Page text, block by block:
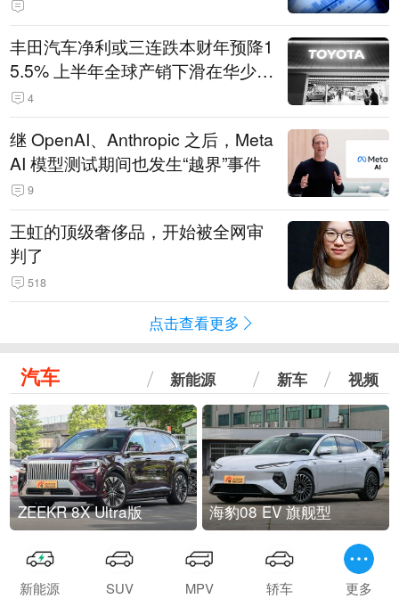
丰田汽车净利或三连跌本财年预降1
5.5% 上半年全球产销下滑在华少卖
14.3万辆
4
继 OpenAI、Anthropic 之后，Meta
AI 模型测试期间也发生“越界”事件
9
王虹的顶级奢侈品，开始被全网审
判了
518
点击查看更多
汽车 新能源 新车 视频
ZEEKR 8X Ultra版 海豹08 EV 旗舰型
新能源 SUV MPV 轿车 更多